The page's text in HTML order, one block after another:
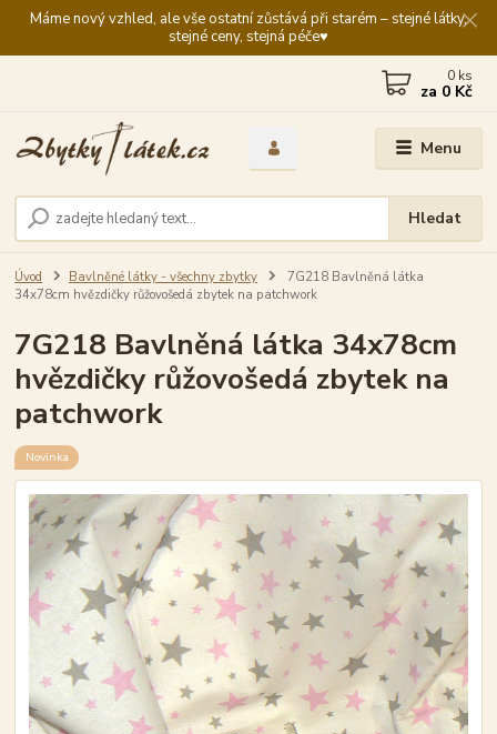
Máme nový vzhled, ale vše ostatní zůstává při starém – stejné látky,
stejné ceny, stejná péče♥️
Menu
Hledat
0 ks
za 0 Kč
Úvod Bavlněné látky - všechny zbytky
7G218 Bavlněná látka
34x78cm hvězdičky růžovošedá zbytek na patchwork
7G218 Bavlněná látka 34x78cm
hvězdičky růžovošedá zbytek na
patchwork
Novinka